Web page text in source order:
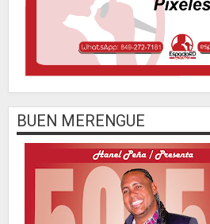
BUEN MERENGUE